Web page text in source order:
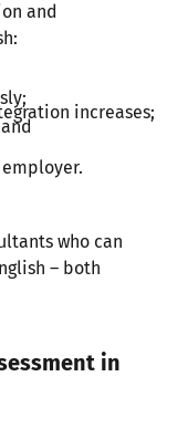
and
increases;
who can
– both
in